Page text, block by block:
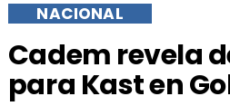
Cadem revela
para Kast en
NACIONAL